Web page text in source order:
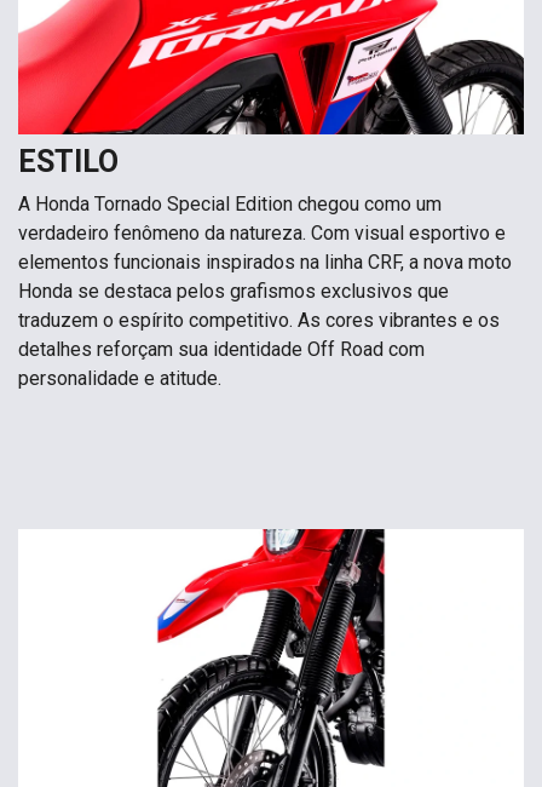
ESTILO
A Honda Tornado Special Edition chegou como um
verdadeiro fenômeno da natureza. Com visual esportivo e
elementos funcionais inspirados na linha CRF, a nova moto
Honda se destaca pelos grafismos exclusivos que
traduzem o espírito competitivo. As cores vibrantes e os
detalhes reforçam sua identidade Off Road com
personalidade e atitude.